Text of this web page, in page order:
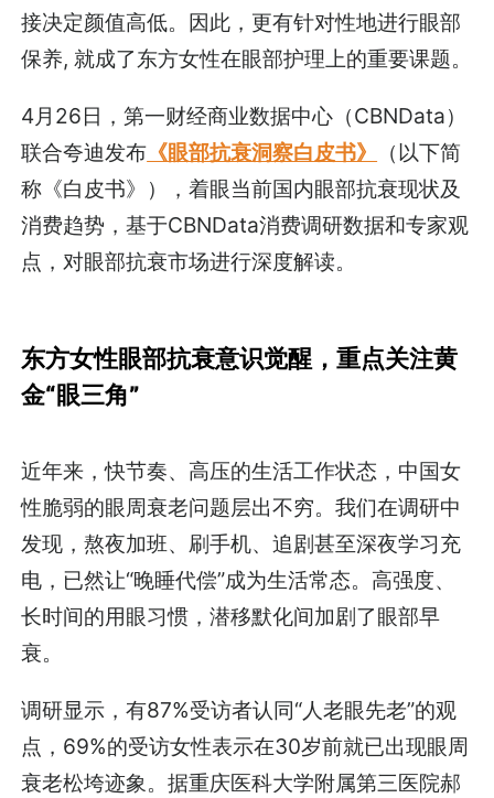
接决定颜值高低。因此，更有针对性地进行眼部
保养, 就成了东方女性在眼部护理上的重要课题。
4月26日，第一财经商业数据中心（CBNData）
联合夸迪发布 《眼部抗衰洞察白皮书》
（以下简
称《白皮书》），着眼当前国内眼部抗衰现状及
消费趋势，基于CBNData消费调研数据和专家观
点，对眼部抗衰市场进行深度解读。
东方女性眼部抗衰意识觉醒，重点关注黄
金“眼三角”
近年来，快节奏、高压的生活工作状态，中国女
性脆弱的眼周衰老问题层出不穷。我们在调研中
发现，熬夜加班、刷手机、追剧甚至深夜学习充
电，已然让“晚睡代偿”成为生活常态。高强度、
长时间的用眼习惯，潜移默化间加剧了眼部早
衰。
调研显示，有87%受访者认同“人老眼先老”的观
点，69%的受访女性表示在30岁前就已出现眼周
衰老松垮迹象。据重庆医科大学附属第三医院郝